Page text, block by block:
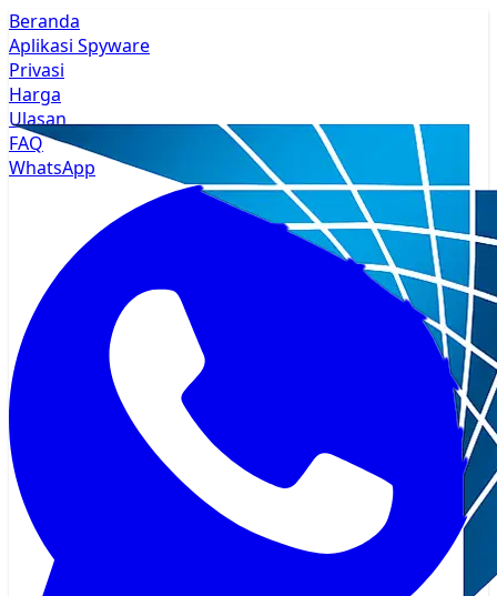
Beranda
Aplikasi Spyware
Privasi
Harga
Ulasan
FAQ
WhatsApp